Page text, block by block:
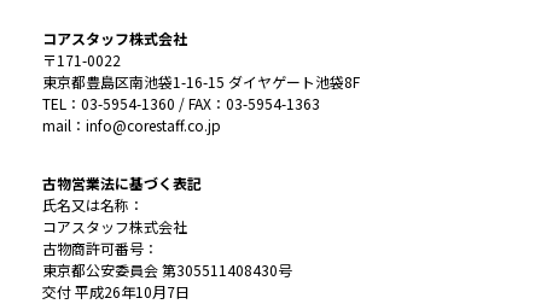
コアスタッフ株式会社
〒171-0022
東京都豊島区南池袋1-16-15 ダイヤゲート池袋8F
TEL：03-5954-1360 / FAX：03-5954-1363
mail：info@corestaff.co.jp
古物営業法に基づく表記
氏名又は名称：
コアスタッフ株式会社
古物商許可番号：
東京都公安委員会 第305511408430号
交付 平成26年10月7日